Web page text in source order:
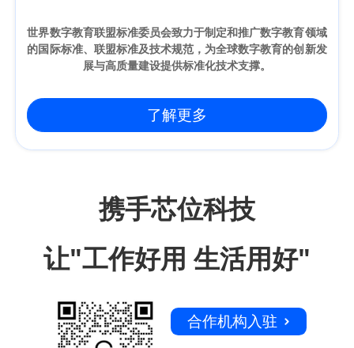
世界数字教育联盟标准委员会致力于制定和推广数字教育领域
的国际标准、联盟标准及技术规范，为全球数字教育的创新发
展与高质量建设提供标准化技术支撑。
了解更多
携手芯位科技
让"工作好用 生活用好"
合作机构入驻